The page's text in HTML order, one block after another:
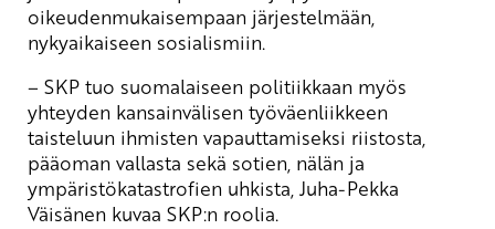
oikeudenmukaisempaan järjestelmään,
nykyaikaiseen sosialismiin.
– SKP tuo suomalaiseen politiikkaan myös
yhteyden kansainvälisen työväenliikkeen
taisteluun ihmisten vapauttamiseksi riistosta,
pääoman vallasta sekä sotien, nälän ja
ympäristökatastrofien uhkista, Juha-Pekka
Väisänen kuvaa SKP:n roolia.